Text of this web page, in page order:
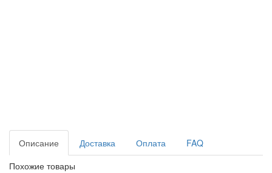
Описание Доставка Оплата
FAQ
Похожие товары